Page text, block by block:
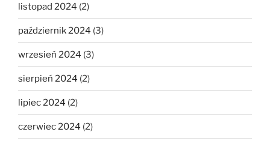
listopad 2024 (2)
październik 2024 (3)
wrzesień 2024 (3)
sierpień 2024 (2)
lipiec 2024 (2)
czerwiec 2024 (2)